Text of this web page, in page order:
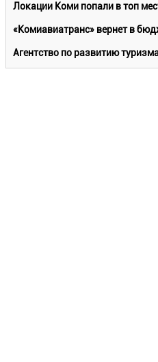
Локации Коми попали в топ
«Комиавиатранс» вернет в
Агентство по развитию